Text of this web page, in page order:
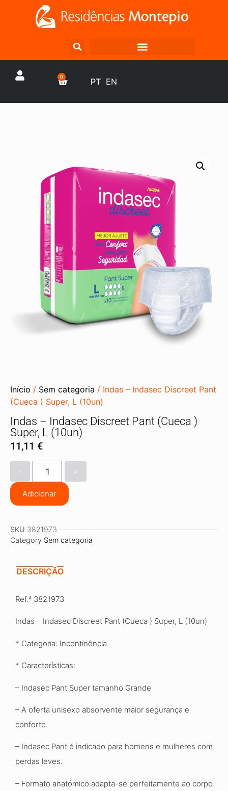
0 PT EN
Início / Sem categoria / Indas – Indasec Discreet Pant
(Cueca ) Super, L (10un)
Indas – Indasec Discreet Pant (Cueca )
Super, L (10un)
11,11 €
+
Adicionar
SKU3821973
Category Sem categoria
DESCRIÇÃO
Ref.ª 3821973
Indas – Indasec Discreet Pant (Cueca ) Super, L (10un)
* Categoria: Incontinência
* Características:
– Indasec Pant Super tamanho Grande
– A oferta unisexo absorvente maior segurança e
conforto.
– Indasec Pant é indicado para homens e mulheres com
perdas leves.
– Formato anatómico adapta-se perfeitamente ao corpo